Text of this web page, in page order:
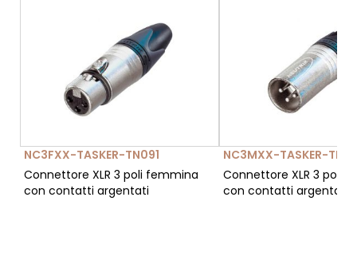
NC3FXX-TASKER-TN091
Connettore XLR 3 poli femmina
con contatti argentati
NC3MXX-TASKER-
Connettore XLR 3 poli
con contatti argentati